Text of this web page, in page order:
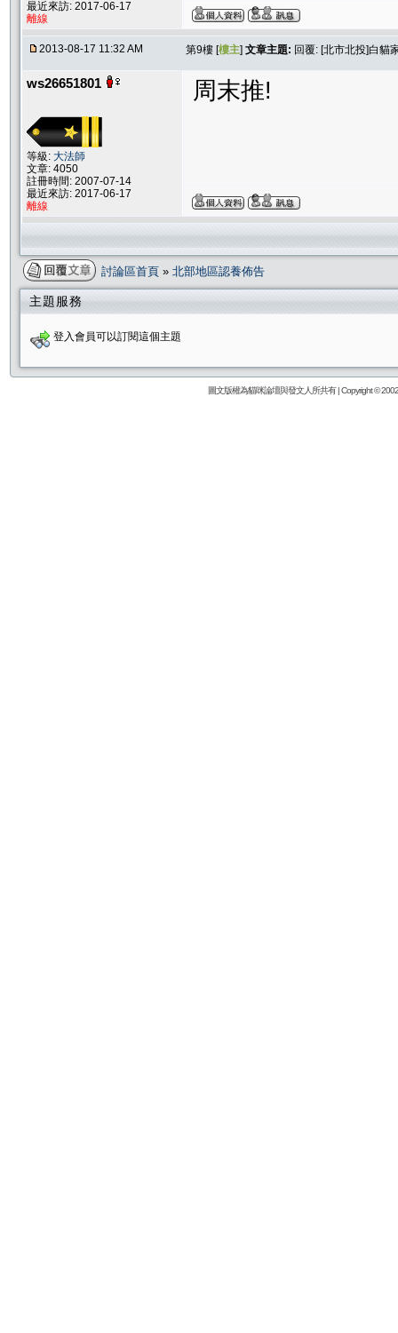
最近來訪: 2017-06-17
離線
2013-08-17 11:32 AM 第9樓 [樓主] 文章主題: 回覆: [北市北投]白貓
ws26651801
等級: 大法師
文章: 4050
註冊時間: 2007-07-14
最近來訪: 2017-06-17
離線
周末推!
討論區首頁 » 北部地區認養佈告
主題服務
登入會員可以訂閱這個主題
圖文版權為貓咪論壇與發文人所共有 | Copyright ©